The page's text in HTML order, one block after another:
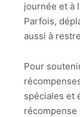
journée et à
Parfois,
aussi à
Pour
spéciales et
récompense